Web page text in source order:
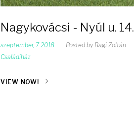
Nagykovácsi - Nyúl u. 14.
szeptember, 7 2018 Posted by Bagi Zoltán
Családiház
VIEW NOW!